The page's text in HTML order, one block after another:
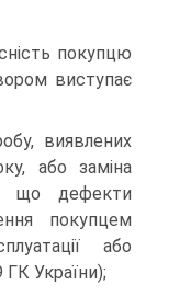
покупцю
виступає
виявлених
або заміна
що де­фекти
покупцем
або
ГК України);